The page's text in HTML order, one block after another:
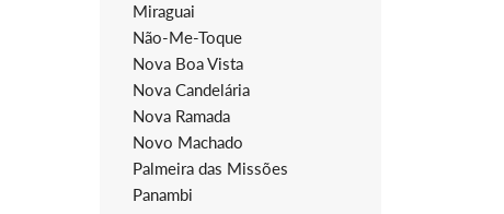
Miraguai
Não-Me-Toque
Nova Boa Vista
Nova Candelária
Nova Ramada
Novo Machado
Palmeira das Missões
Panambi